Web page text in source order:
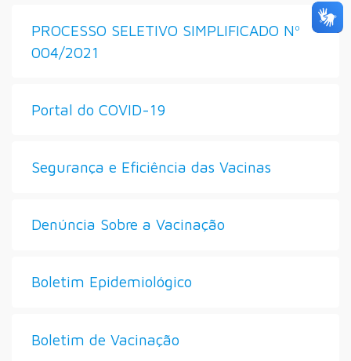
PROCESSO SELETIVO SIMPLIFICADO Nº
004/2021
Portal do COVID-19
Segurança e Eficiência das Vacinas
Denúncia Sobre a Vacinação
Boletim Epidemiológico
Boletim de Vacinação